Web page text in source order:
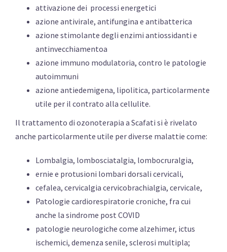
attivazione dei processi energetici
azione antivirale, antifungina e antibatterica
azione stimolante degli enzimi antiossidanti e
antinvecchiamentoa
azione immuno modulatoria, contro le patologie
autoimmuni
azione antiedemigena, lipolitica, particolarmente
utile per il contrato alla cellulite.
Il trattamento di ozonoterapia a Scafati si è rivelato
anche particolarmente utile per diverse malattie come:
Lombalgia, lombosciatalgia, lombocruralgia,
ernie e protusioni lombari dorsali cervicali,
cefalea, cervicalgia cervicobrachialgia, cervicale,
Patologie cardiorespiratorie croniche, fra cui
anche la sindrome post COVID
patologie neurologiche come alzehimer, ictus
ischemici, demenza senile, sclerosi multipla;